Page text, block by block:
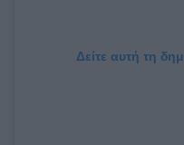
Δείτε αυτή τη